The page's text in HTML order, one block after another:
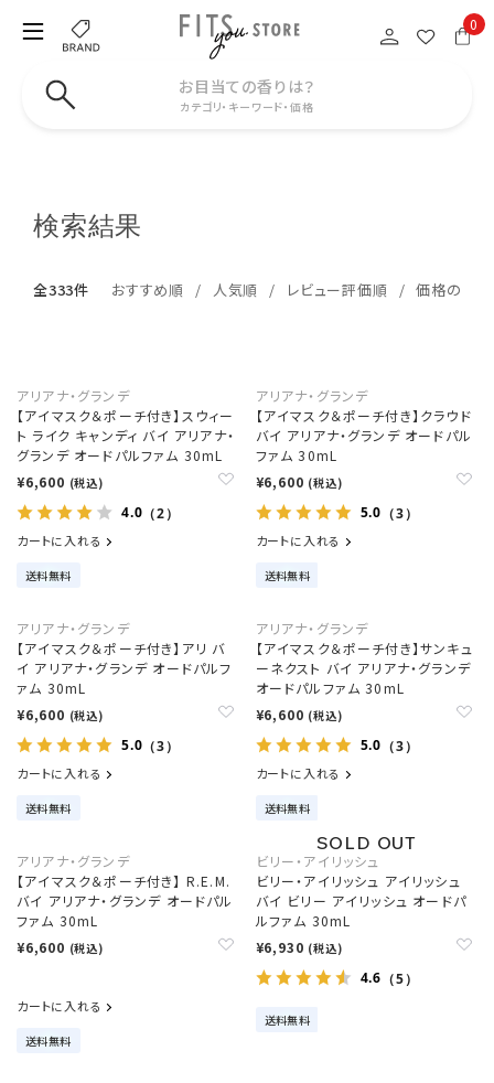
0
お目当ての香りは？
カテゴリ・キーワード・価格
検索結果
全333件 おすすめ順 人気順 レビュー評価順 価格の安
アリアナ・グランデ
【アイマスク＆ポーチ付き】スウィー
ト ライク キャンディ バイ アリアナ・
グランデ オードパルファム 30mL
¥6,600 (税込)
4.0 （2）
カートに入れる
送料無料
アリアナ・グランデ
【アイマスク＆ポーチ付き】クラウド
バイ アリアナ・グランデ オードパル
ファム 30mL
¥6,600 (税込)
5.0 （3）
カートに入れる
送料無料
アリアナ・グランデ
【アイマスク＆ポーチ付き】アリ バ
イ アリアナ・グランデ オードパルフ
ァム 30mL
¥6,600 (税込)
5.0 （3）
カートに入れる
送料無料
アリアナ・グランデ
【アイマスク＆ポーチ付き】サンキュ
ーネクスト バイ アリアナ・グランデ
オードパルファム 30mL
¥6,600 (税込)
5.0 （3）
カートに入れる
送料無料
アリアナ・グランデ
【アイマスク＆ポーチ付き】 R.E.M.
バイ アリアナ・グランデ オードパル
ファム 30mL
¥6,600 (税込)
カートに入れる
送料無料
ビリー・アイリッシュ
ビリー・アイリッシュ アイリッシュ
バイ ビリー アイリッシュ オードパ
ルファム 30mL
¥6,930 (税込)
4.6 （5）
送料無料